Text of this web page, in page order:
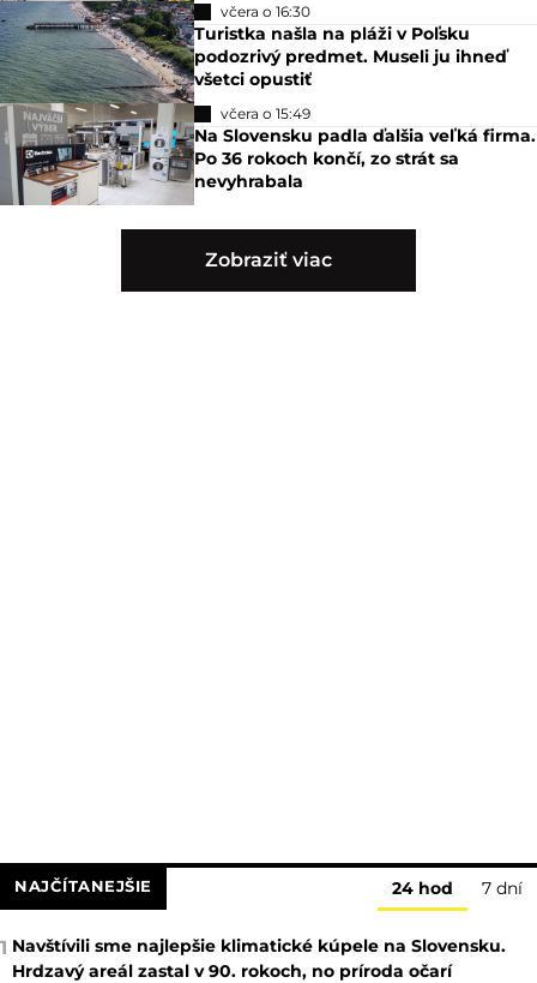
včera o 16:30
Turistka našla na pláži v Poľsku
podozrivý predmet. Museli ju ihneď
všetci opustiť
včera o 15:49
Na Slovensku padla ďalšia veľká firma.
Po 36 rokoch končí, zo strát sa
nevyhrabala
Zobraziť viac
NAJČÍTANEJŠIE 24 hod 7 dní
1 Navštívili sme najlepšie klimatické kúpele na Slovensku.
Hrdzavý areál zastal v 90. rokoch, no príroda očarí